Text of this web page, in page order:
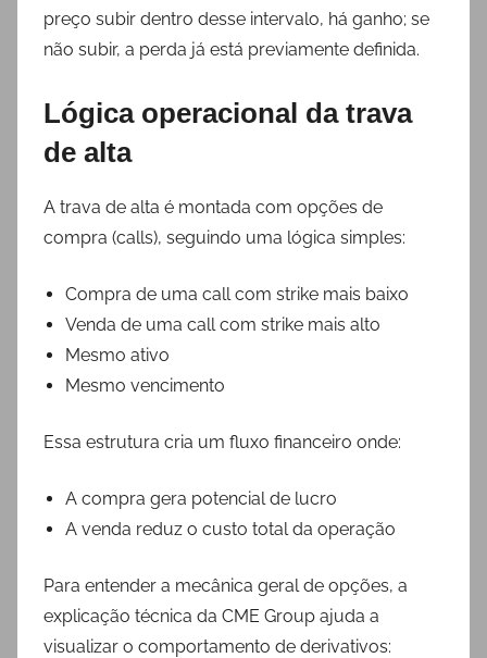
preço subir dentro desse intervalo, há ganho; se
não subir, a perda já está previamente definida.
Lógica operacional da trava
de alta
A trava de alta é montada com opções de
compra (calls), seguindo uma lógica simples:
Compra de uma call com strike mais baixo
Venda de uma call com strike mais alto
Mesmo ativo
Mesmo vencimento
Essa estrutura cria um fluxo financeiro onde:
A compra gera potencial de lucro
A venda reduz o custo total da operação
Para entender a mecânica geral de opções, a
explicação técnica da CME Group ajuda a
visualizar o comportamento de derivativos: